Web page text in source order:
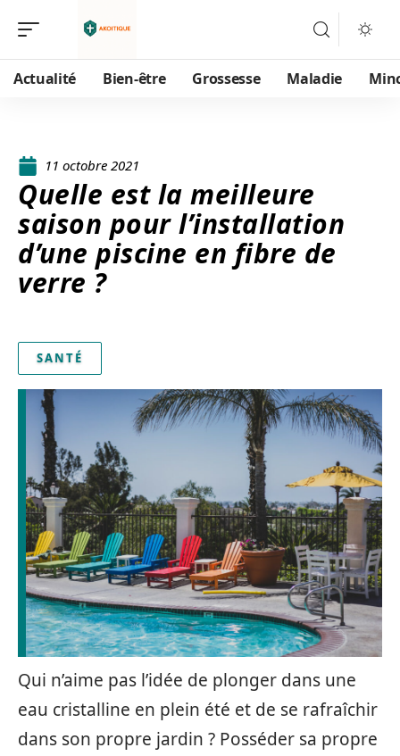
Actualité Bien-être Grossesse Maladie
11 octobre 2021
Quelle est la meilleure
saison pour l’installation
d’une piscine en fibre de
verre ?
SANTÉ
Qui n’aime pas l’idée de plonger dans une
eau cristalline en plein été et de se rafraîchir
dans son propre jardin ? Posséder sa propre